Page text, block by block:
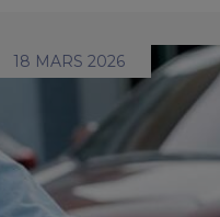
18 MARS 2026